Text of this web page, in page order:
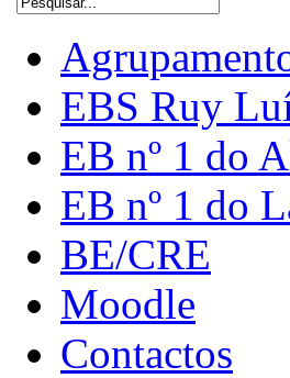
EBS Ruy
EB nº 1 do
EB nº 1 do
BE/CRE
Moodle
Contactos